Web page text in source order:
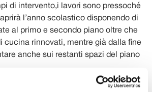
di intervento,i lavori sono pressoché
l’anno scolastico disponendo di
al primo e secondo piano oltre che
cucina rinnovati, mentre già dalla fine
anche sui restanti spazi del piano
di Lucca (competente